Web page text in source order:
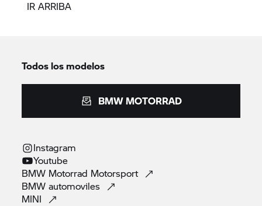
IR ARRIBA
Todos los modelos
BMW MOTORRAD
Instagram
Youtube
BMW Motorrad Motorsport
BMWautomoviles
MINI